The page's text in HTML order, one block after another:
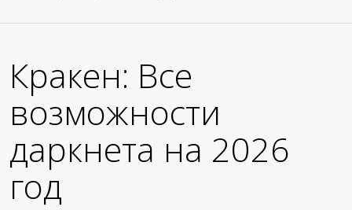
Кракен: Все
возможности
даркнета на 2026
год